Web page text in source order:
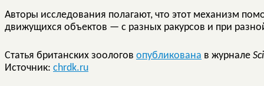
Авторы исследования полагают, что этот механизм
движущихся объектов — с разных ракурсов и при
Статья британских зоологов опубликована в журнале
Источник: chrdk.ru